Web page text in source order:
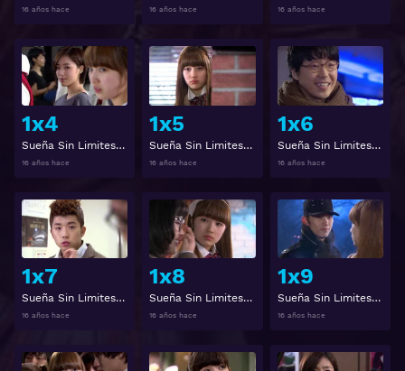
16 años hace 16 años hace 16 años hace
1x4
Sueña Sin Limites 1x4
16 años hace
Ver
1x5
Sueña Sin Limites 1x5
16 años hace
Ver
1x6
Sueña Sin Limites 1x6
16 años hace
1x7
Sueña Sin Limites 1x7
16 años hace
Ver
1x8
Sueña Sin Limites 1x8
16 años hace
Ver
1x9
Sueña Sin Limites 1x9
16 años hace
Ver Ver